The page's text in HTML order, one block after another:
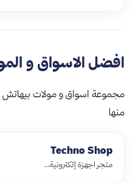
افضل الاسواق و
مجموعة اسواق و مولات بيهاتش
منها
Techno Shop
متجر اجهزة إلكترونية…